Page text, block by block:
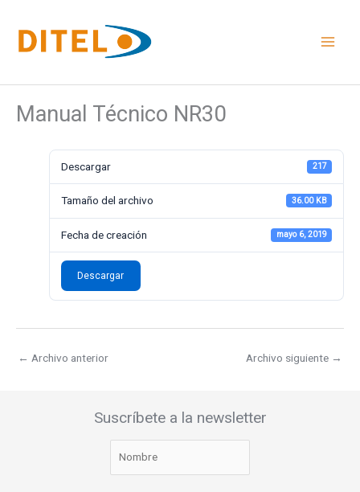
contenido
Manual Técnico NR30
Descargar 217
Tamaño del archivo 36.00 KB
Fecha de creación mayo 6, 2019
Descargar
← Archivo anterior Archivo siguiente →
Suscríbete a la newsletter